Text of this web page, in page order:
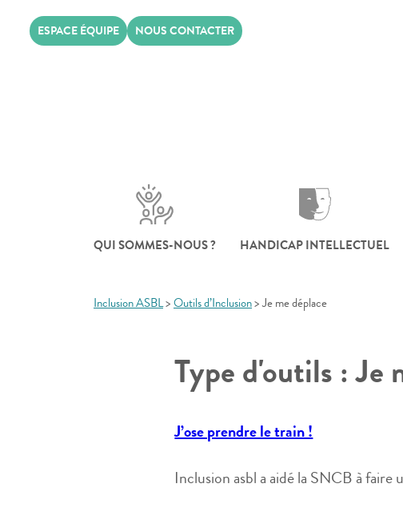
ESPACE ÉQUIPE NOUS CONTACTER
QUI SOMMES-NOUS ? HANDICAP INTELLECTUEL
Inclusion ASBL> Outils d’Inclusion >Je me déplace
Type d'outils :Je
J’ose prendre le train !
Inclusion asbl a aidé la SNCB à faire